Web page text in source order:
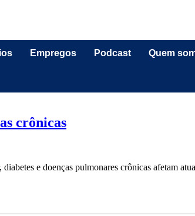
Empregos Podcast Quem
crônicas
e doenças pulmonares crônicas afetam